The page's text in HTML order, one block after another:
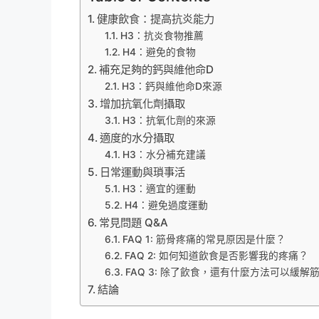
健康飲食：提高抗炎能力
H3：抗炎食物推薦
H4：避免的食物
補充足夠的鈣與維他命D
H3：鈣與維他命D來源
增加抗氧化劑攝取
H3：抗氧化劑的來源
適度的水分攝取
H3：水分補充建議
日常運動與瑣事活
H3：適宜的運動
H4：避免過度運動
常見問題 Q&A
FAQ 1: 筋骨疼痛的常見原因是什麼？
FAQ 2: 如何知道飲食是否影響我的疼痛？
FAQ 3: 除了飲食，還有什麼方法可以緩解
結論